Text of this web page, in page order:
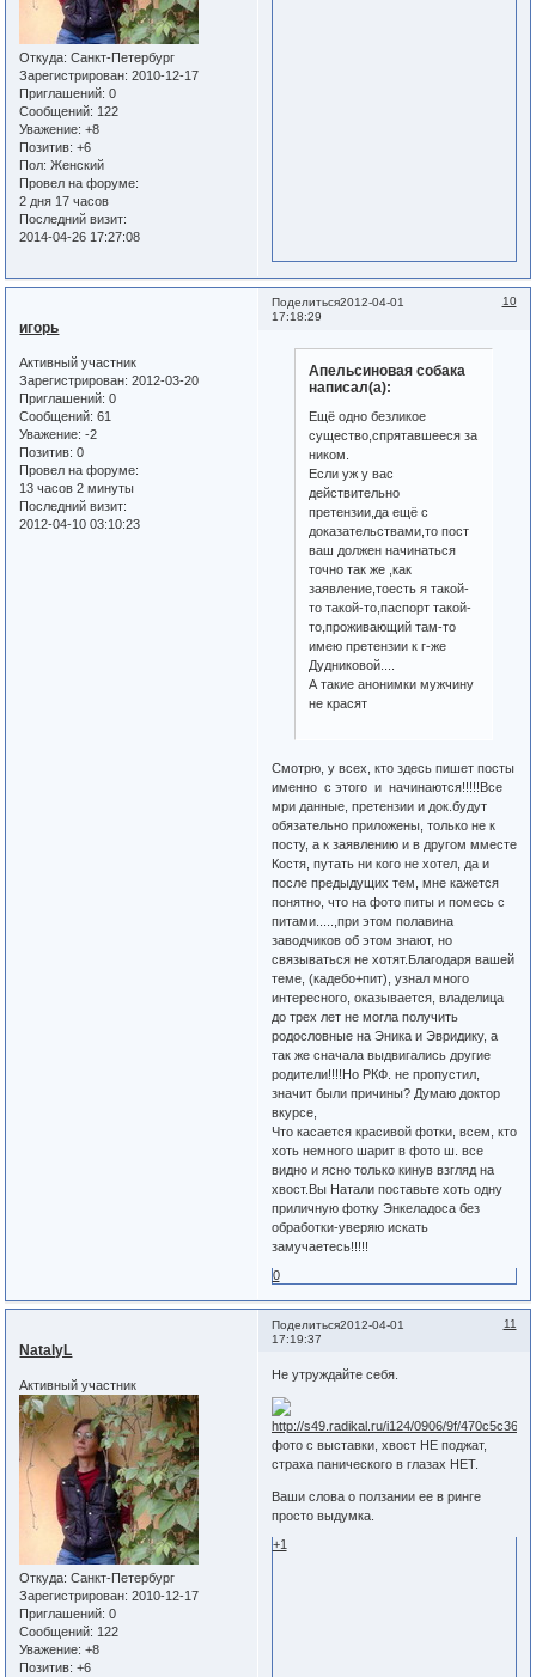
Откуда: Санкт-Петербург
Зарегистрирован: 2010-12-17
Приглашений: 0
Сообщений: 122
Уважение: +8
Позитив: +6
Пол: Женский
Провел на форуме:
2 дня 17 часов
Последний визит:
2014-04-26 17:27:08
Поделиться 10
2012-04-01
17:18:29
игорь
Активный участник
Зарегистрирован: 2012-03-20
Приглашений: 0
Сообщений: 61
Уважение: -2
Позитив: 0
Провел на форуме:
13 часов 2 минуты
Последний визит:
2012-04-10 03:10:23
Апельсиновая собака
написал(а):
Ещё одно безликое
существо,спрятавшееся за
ником.
Если уж у вас
действительно
претензии,да ещё с
доказательствами,то пост
ваш должен начинаться
точно так же ,как
заявление,тоесть я такой-
то такой-то,паспорт такой-
то,проживающий там-то
имею претензии к г-же
Дудниковой....
А такие анонимки мужчину
не красят
Смотрю, у всех, кто здесь пишет посты
именно с этого и начинаются!!!!!Все
мри данные, претензии и док.будут
обязательно приложены, только не к
посту, а к заявлению и в другом мместе
Костя, путать ни кого не хотел, да и
после предыдущих тем, мне кажется
понятно, что на фото питы и помесь с
питами.....,при этом полавина
заводчиков об этом знают, но
связываться не хотят.Благодаря вашей
теме, (кадебо+пит), узнал много
интересного, оказывается, владелица
до трех лет не могла получить
родословные на Эника и Эвридику, а
так же сначала выдвигались другие
родители!!!!Но РКФ. не пропустил,
значит были причины? Думаю доктор
вкурсе,
Что касается красивой фотки, всем, кто
хоть немного шарит в фото ш. все
видно и ясно только кинув взгляд на
хвост.Вы Натали поставьте хоть одну
приличную фотку Энкеладоса без
обработки-уверяю искать
замучаетесь!!!!!
0
Поделиться 11
2012-04-01
17:19:37
NatalyL
Активный участник
Откуда: Санкт-Петербург
Зарегистрирован: 2010-12-17
Приглашений: 0
Сообщений: 122
Уважение: +8
Позитив: +6
Не утруждайте себя.
фото с выставки, хвост НЕ поджат,
страха панического в глазах НЕТ.
Ваши слова о ползании ее в ринге
просто выдумка.
+1